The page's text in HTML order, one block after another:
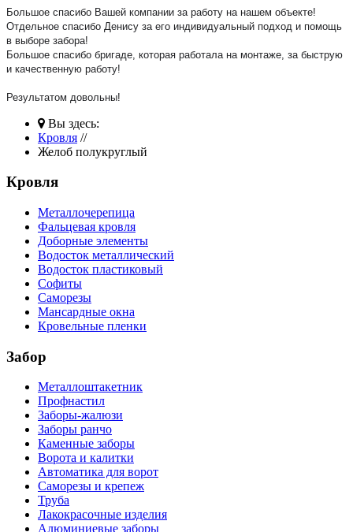
Большое спасибо Вашей компании за работу на нашем объекте!
Отдельное спасибо Денису за его индивидуальный подход и помощь
в выборе забора!
Большое спасибо бригаде, которая работала на монтаже, за быструю
и качественную работу!
Результатом довольны!
Вы здесь:
Кровля //
Желоб полукруглый
Кровля
Металлочерепица
Фальцевая кровля
Доборные элементы
Водосток металлический
Водосток пластиковый
Софиты
Саморезы
Мансардные окна
Кровельные пленки
Забор
Металлоштакетник
Профнастил
Заборы-жалюзи
Заборы ранчо
Каменные заборы
Ворота и калитки
Автоматика для ворот
Саморезы и крепеж
Труба
Лакокрасочные изделия
Алюминиевые заборы